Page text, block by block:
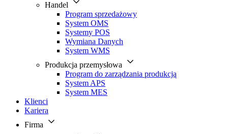
Handel
Program sprzedażowy
System OMS
Systemy POS
Wymiana Danych
System WMS
Produkcja przemysłowa
Program do zarządzania produkcją
System APS
System MES
Klienci
Kariera
Firma